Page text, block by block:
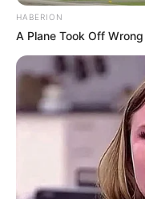
Hobi: –
Facebook: –
X: –
Threads: –
Instagram:
YouTube:Reza
HABERION
A Plane Took Off